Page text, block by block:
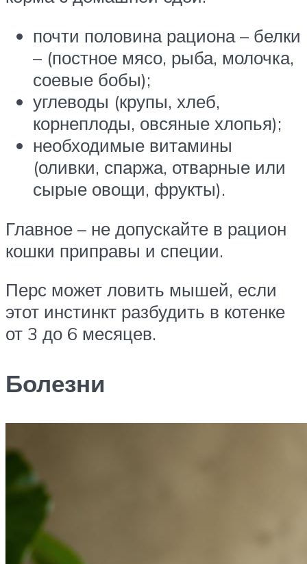
почти половина рациона – белки
– (постное мясо, рыба, молочка,
соевые бобы);
углеводы (крупы, хлеб,
корнеплоды, овсяные хлопья);
необходимые витамины
(оливки, спаржа, отварные или
сырые овощи, фрукты).
Главное – не допускайте в рацион
кошки приправы и специи.
Перс может ловить мышей, если
этот инстинкт разбудить в котенке
от 3 до 6 месяцев.
Болезни